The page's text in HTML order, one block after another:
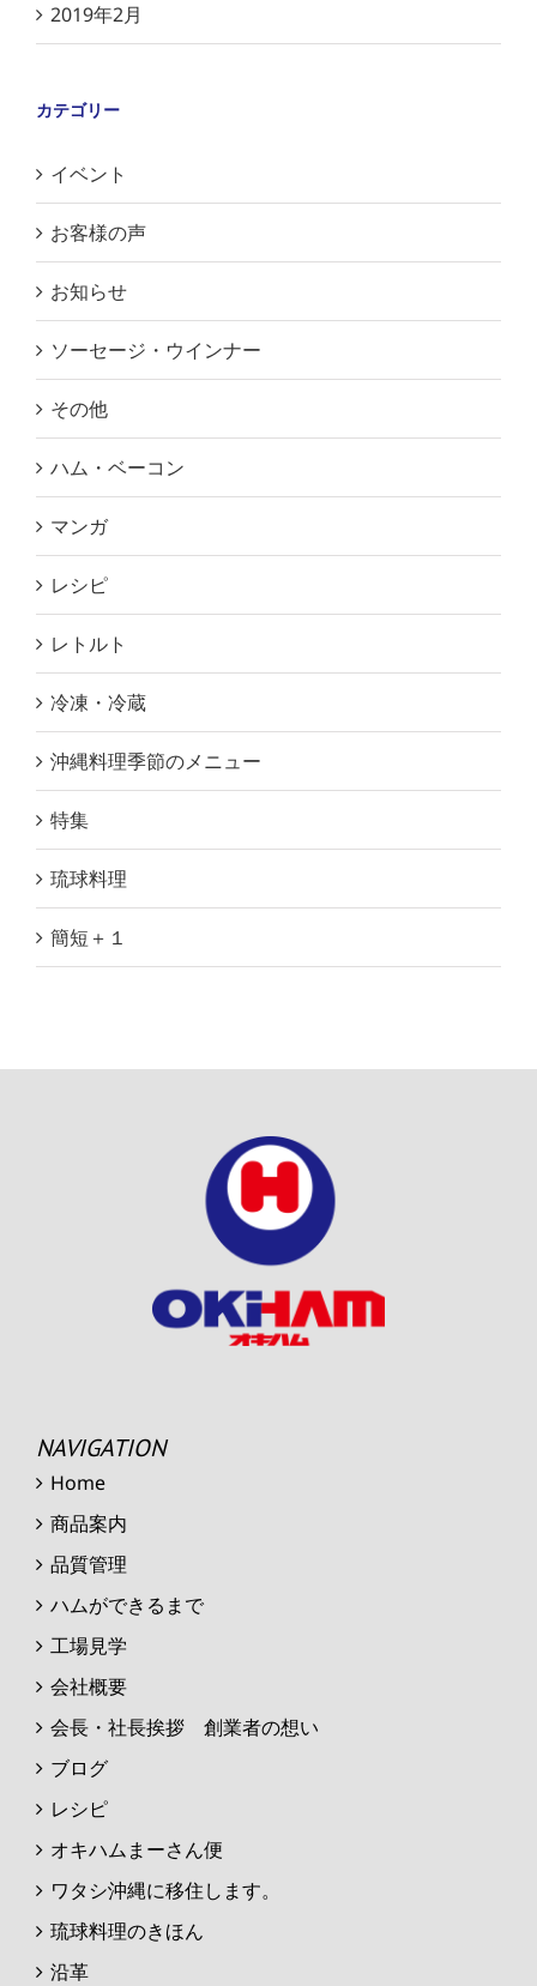
2019年2月
カテゴリー
イベント
お客様の声
お知らせ
ソーセージ・ウインナー
その他
ハム・ベーコン
マンガ
レシピ
レトルト
冷凍・冷蔵
沖縄料理季節のメニュー
特集
琉球料理
簡短＋１
NAVIGATION
Home
商品案内
品質管理
ハムができるまで
工場見学
会社概要
会長・社長挨拶 創業者の想い
ブログ
レシピ
オキハムまーさん便
ワタシ沖縄に移住します。
琉球料理のきほん
沿革